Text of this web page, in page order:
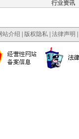
行业资讯
站介绍 版权隐私| 法律声明